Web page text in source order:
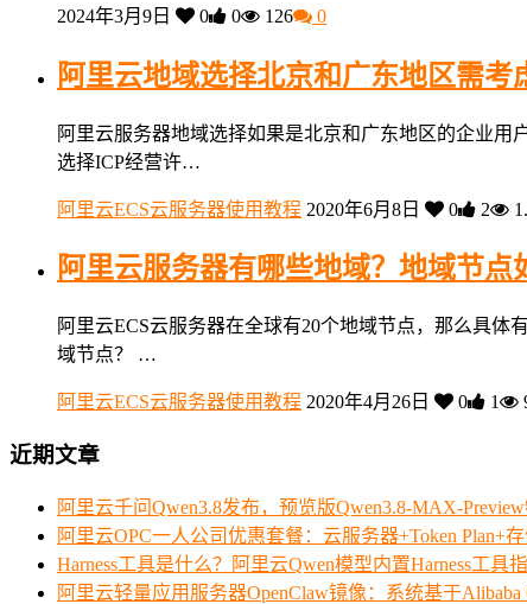
2024年3月9日 0 0 126 0
阿里云地域选择北京和广东地区需
阿里云服务器地域选择如果是北京和广东地区的企业
选择ICP经营许…
阿里云ECS云服务器使用教程 2020年6月8日 0 2
阿里云服务器有哪些地域？地域节点
阿里云ECS云服务器在全球有20个地域节点，那么具
域节点？ …
阿里云ECS云服务器使用教程 2020年4月26日 0 1
近期文章
阿里云千问Qwen3.8发布，预览版Qwen3.8-MAX-
阿里云OPC一人公司优惠套餐：云服务器+Token Plan+
Harness工具是什么？阿里云Qwen模型内置Harness工具
阿里云轻量应用服务器OpenClaw镜像：系统基于Alibaba